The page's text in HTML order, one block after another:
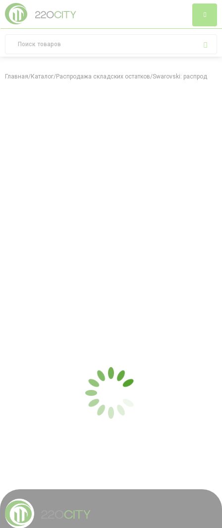
Главная/Каталог/Распродажа складских остатков/Swarovski: распродажа